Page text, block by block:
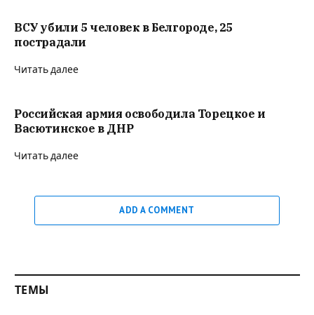
ВСУ убили 5 человек в Белгороде, 25
пострадали
Читать далее
Российская армия освободила Торецкое и
Васютинское в ДНР
Читать далее
ADD A COMMENT
ТЕМЫ